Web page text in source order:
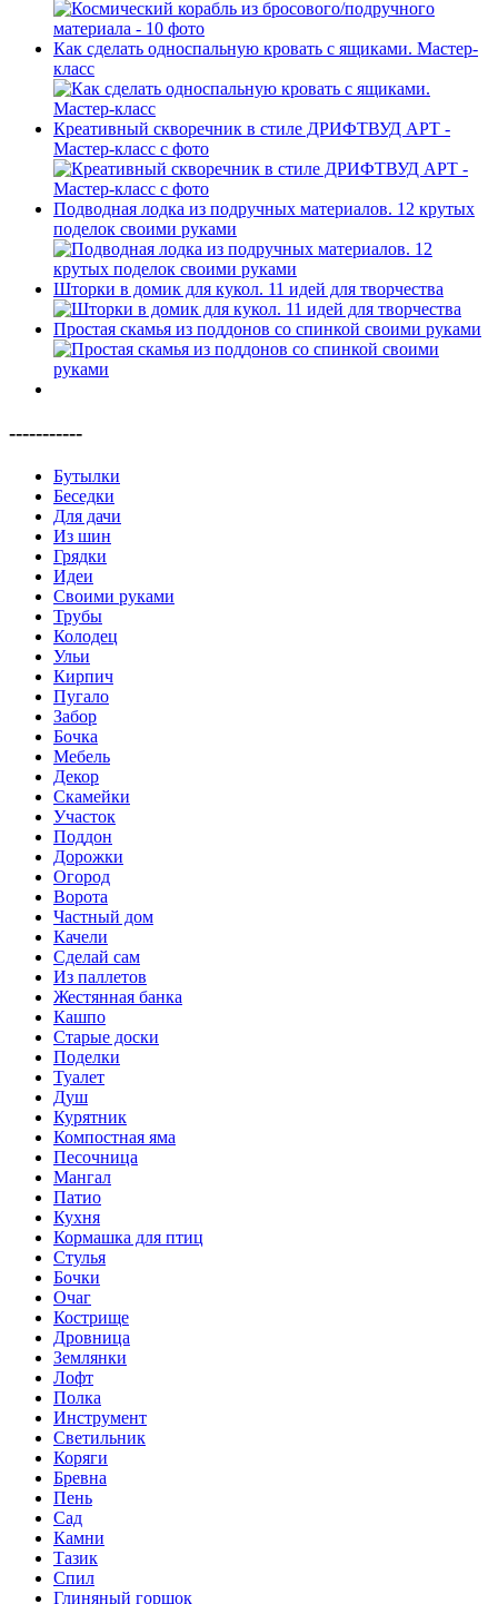
Как сделать односпальную кровать с ящиками. Мастер-
класс
Креативный скворечник в стиле ДРИФТВУД АРТ -
Мастер-класс с фото
Подводная лодка из подручных материалов. 12 крутых
поделок своими руками
Шторки в домик для кукол. 11 идей для творчества
Простая скамья из поддонов со спинкой своими руками
-----------
Бутылки
Беседки
Для дачи
Из шин
Грядки
Идеи
Своими руками
Трубы
Колодец
Ульи
Кирпич
Пугало
Забор
Бочка
Мебель
Декор
Скамейки
Участок
Поддон
Дорожки
Огород
Ворота
Частный дом
Качели
Сделай сам
Из паллетов
Жестянная банка
Кашпо
Старые доски
Поделки
Туалет
Душ
Курятник
Компостная яма
Песочница
Мангал
Патио
Кухня
Кормашка для птиц
Стулья
Бочки
Очаг
Кострище
Дровница
Землянки
Лофт
Полка
Инструмент
Светильник
Коряги
Бревна
Пень
Сад
Камни
Тазик
Спил
Глиняный горшок